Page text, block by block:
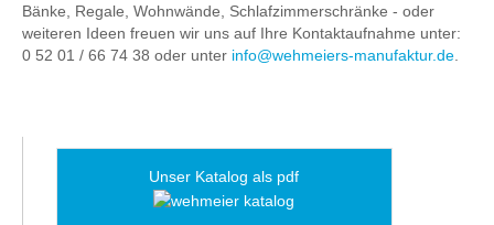
Bänke, Regale, Wohnwände, Schlafzimmerschränke - oder
weiteren Ideen freuen wir uns auf Ihre Kontaktaufnahme unter:
0 52 01 / 66 74 38 oder unter info@wehmeiers-manufaktur.de.
Unser Katalog als pdf